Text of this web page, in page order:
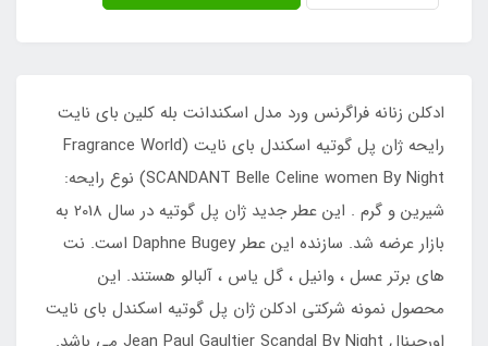
ادکلن زنانه فراگرنس ورد مدل اسکندانت بله کلین بای نایت
رایحه ژان پل گوتیه اسکندل بای نایت (Fragrance World
SCANDANT Belle Celine women By Night) نوع رایحه:
شیرین و گرم . این عطر جدید ژان پل گوتیه در سال 2018 به
بازار عرضه شد. سازنده این عطر Daphne Bugey است. نت
های برتر عسل ، وانیل ، گل یاس ، آلبالو هستند. این
محصول نمونه شرکتی ادکلن ژان پل گوتیه اسکندل بای نایت